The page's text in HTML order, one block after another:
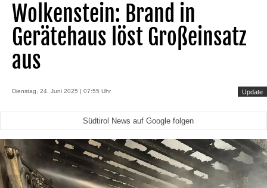
Wolkenstein: Brand in
Gerätehaus löst Großeinsatz
aus
Dienstag, 24. Juni 2025 | 07:55 Uhr Update
Südtirol News auf Google folgen